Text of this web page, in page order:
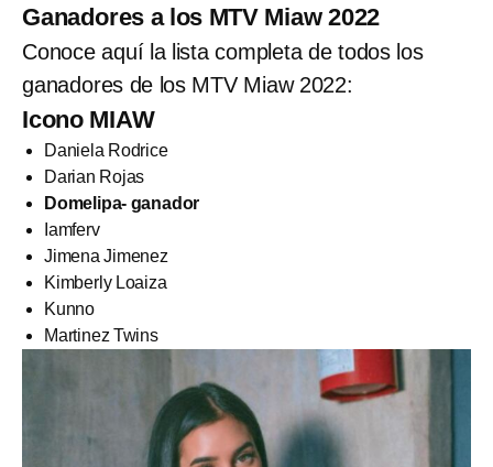
Ganadores a los MTV Miaw 2022
Conoce aquí la lista completa de todos los
ganadores de los MTV Miaw 2022:
Icono MIAW
Daniela Rodrice
Darian Rojas
Domelipa- ganador
Iamferv
Jimena Jimenez
Kimberly Loaiza
Kunno
Martinez Twins